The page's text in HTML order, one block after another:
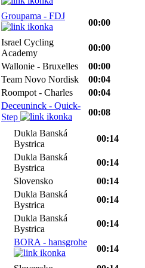
Groupama - FDJ
00:00
Israel Cycling
Academy
00:00
Wallonie - Bruxelles
00:00
Team Novo Nordisk
00:04
Roompot - Charles
00:04
Deceuninck - Quick-
Step
00:08
Dukla Banská
Bystrica
00:14
Dukla Banská
Bystrica
00:14
Slovensko
00:14
Dukla Banská
Bystrica
00:14
Dukla Banská
Bystrica
00:14
BORA - hansgrohe
00:14